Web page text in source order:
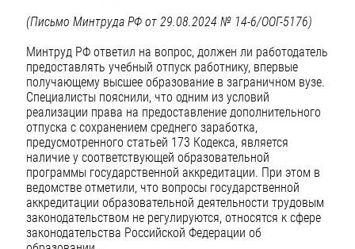
(Письмо Минтруда РФ от 29.08.2024 № 14-6/ООГ-5176)
Минтруд РФ ответил на вопрос, должен ли работодатель
предоставлять учебный отпуск работнику, впервые
получающему высшее образование в заграничном вузе.
Специалисты пояснили, что одним из условий
реализации права на предоставление дополнительного
отпуска с сохранением среднего заработка,
предусмотренного статьей 173 Кодекса, является
наличие у соответствующей образовательной
программы государственной аккредитации. При этом в
ведомстве отметили, что вопросы государственной
аккредитации образовательной деятельности трудовым
законодательством не регулируются, относятся к сфере
законодательства Российской Федерации об